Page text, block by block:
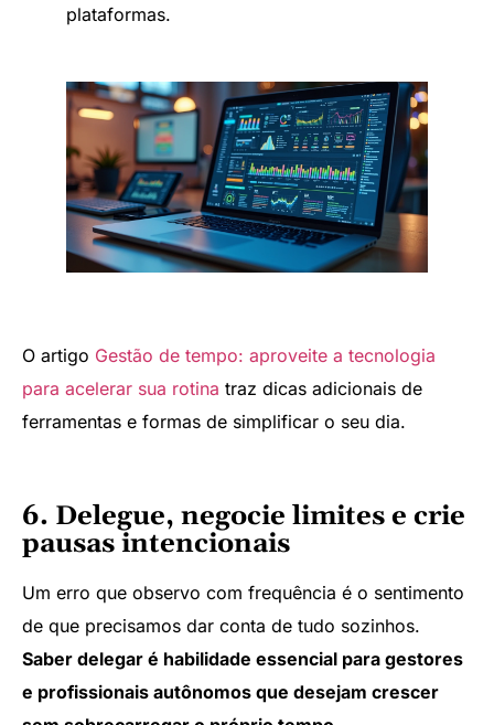
plataformas.
O artigo Gestão de tempo: aproveite a tecnologia
para acelerar sua rotina traz dicas adicionais de
ferramentas e formas de simplificar o seu dia.
6. Delegue, negocie limites e crie
pausas intencionais
Um erro que observo com frequência é o sentimento
de que precisamos dar conta de tudo sozinhos.
Saber delegar é habilidade essencial para gestores
e profissionais autônomos que desejam crescer